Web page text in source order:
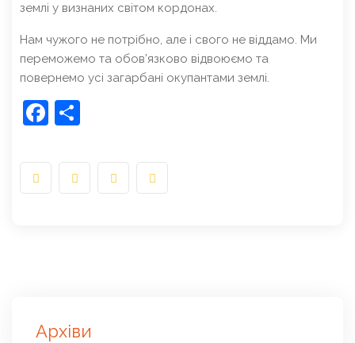
землі у визнаних світом кордонах.
Нам чужого не потрібно, але і свого не віддамо. Ми
переможемо та обов’язково відвоюємо та
повернемо усі загарбані окупантами землі.
Facebook
Архіви